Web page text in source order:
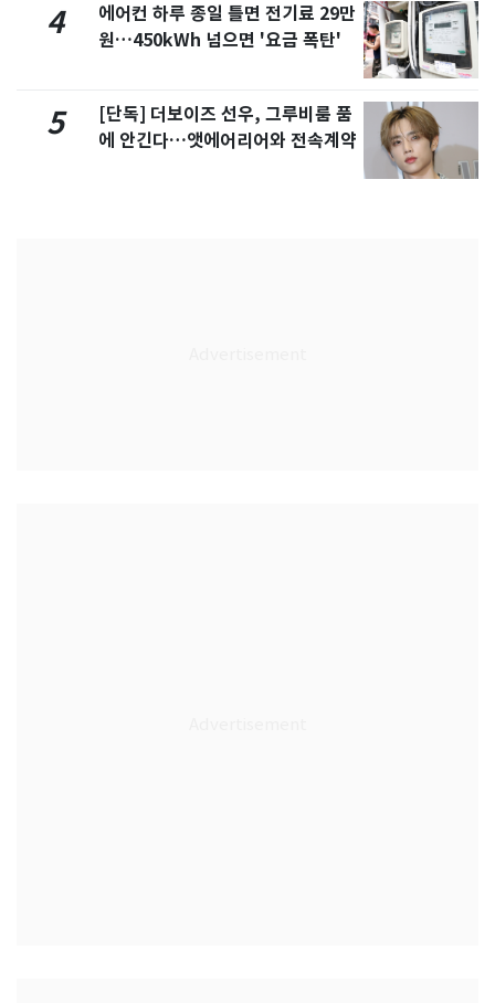
4
에어컨 하루 종일 틀면 전기료 29만
원…450kWh 넘으면 '요금 폭탄'
5
[단독] 더보이즈 선우, 그루비룸 품
에 안긴다…앳에어리어와 전속계약